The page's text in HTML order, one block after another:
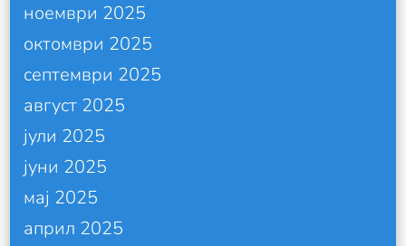
ноември 2025
октомври 2025
септември 2025
август 2025
јули 2025
јуни 2025
мај 2025
април 2025